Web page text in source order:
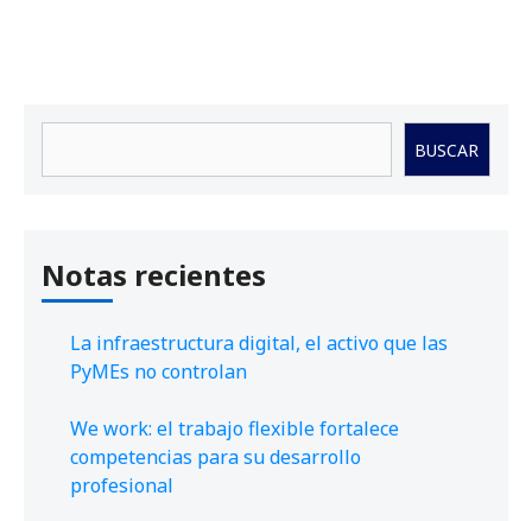
BUSCAR
Notas recientes
La infraestructura digital, el activo que las
PyMEs no controlan
We work: el trabajo flexible fortalece
competencias para su desarrollo
profesional